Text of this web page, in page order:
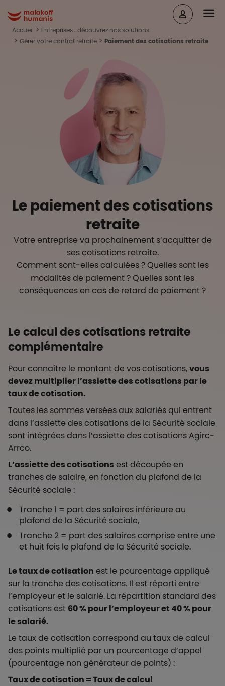
Malakoff Humanis Accueil
Accueil
Entreprises : découvrez nos solutions
Gérer votre contrat retraite
Paiement des cotisations retraite
Le paiement des cotisations
retraite
Votre entreprise va prochainement s’acquitter de
ses cotisations retraite.
Comment sont-elles calculées ? Quelles sont les
modalités de paiement ? Quelles sont les
conséquences en cas de retard de paiement ?
Le calcul des cotisations retraite
complémentaire
Pour connaître le montant de vos cotisations,vous
devez multiplier l’assiette des cotisations par le
taux de cotisation.
Toutes les sommes versées aux salariés qui entrent
dans l’assiette des cotisations de la Sécurité sociale
sont intégrées dans l’assiette des cotisations Agirc-
Arrco.
L’assiette des cotisations est découpée en
tranches de salaire, en fonction du plafond de la
Sécurité sociale :
Tranche 1 = part des salaires inférieure au
plafond de la Sécurité sociale,
Tranche 2 = part des salaires comprise entre une
et huit fois le plafond de la Sécurité sociale.
Le taux de cotisation est le pourcentage appliqué
sur la tranche des cotisations. Il est réparti entre
l’employeur et le salarié. La répartition standard des
cotisations est 60 % pour l’employeur et 40 % pour
le salarié.
Le taux de cotisation correspond au taux de calcul
des points multiplié par un pourcentage d’appel
(pourcentage non générateur de points) :
Taux de cotisation = Taux de calcul